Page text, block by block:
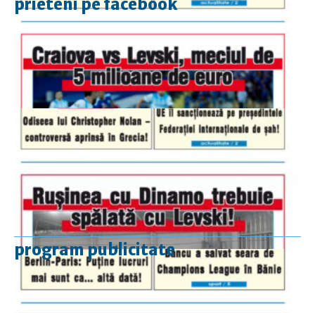
prieteni pe facebook
program publicitate
luni-vineri
9.00 - 17.00